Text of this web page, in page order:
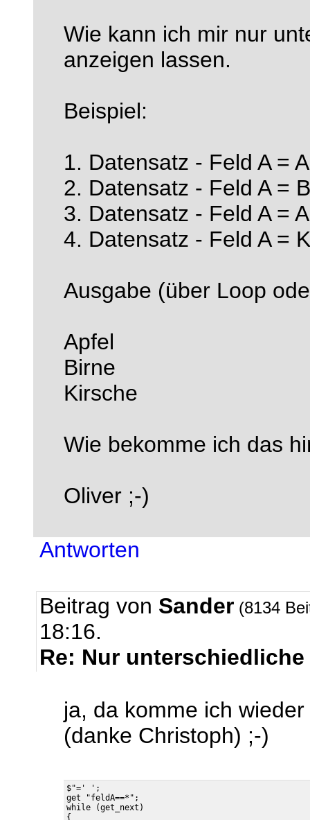
Wie kann ich mir nur
anzeigen lassen.
Beispiel:
1. Datensatz - Feld A =
2. Datensatz - Feld A =
3. Datensatz - Feld A =
4. Datensatz - Feld A =
Ausgabe (über Loop
Apfel
Birne
Kirsche
Wie bekomme ich das
Oliver ;-)
Antworten
Beitrag von Sander (8134
18:16.
Re: Nur
ja, da komme ich
(danke Christoph) ;-)
$"=' ';
get "feldA==*";
while (get_next)
{